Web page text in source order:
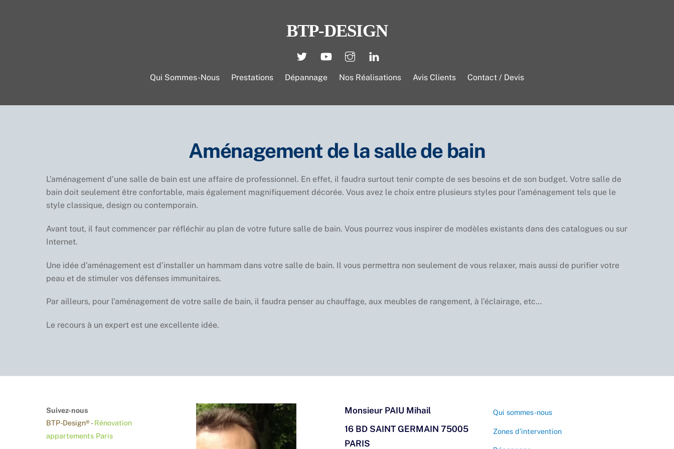
BTP-DESIGN
Qui Sommes-Nous Prestations Dépannage Nos Réalisations Avis Clients Contact / Devis
Aménagement de la salle de bain
L’aménagement d’une salle de bain est une affaire de professionnel. En effet, il faudra surtout tenir compte de ses besoins et de son budget. Votre salle de
bain doit seulement être confortable, mais également magnifiquement décorée. Vous avez le choix entre plusieurs styles pour l’aménagement tels que le
style classique, design ou contemporain.
Avant tout, il faut commencer par réfléchir au plan de votre future salle de bain. Vous pourrez vous inspirer de modèles existants dans des catalogues ou sur
Internet.
Une idée d’aménagement est d’installer un hammam dans votre salle de bain. Il vous permettra non seulement de vous relaxer, mais aussi de purifier votre
peau et de stimuler vos défenses immunitaires.
Par ailleurs, pour l’aménagement de votre salle de bain, il faudra penser au chauffage, aux meubles de rangement, à l’éclairage, etc…
Le recours à un expert est une excellente idée.
Suivez-nous
BTP-Design® -Rénovation
appartements Paris
Monsieur PAIU Mihail
16 BD SAINT GERMAIN 75005
PARIS
Qui sommes-nous
Zones d’intervention